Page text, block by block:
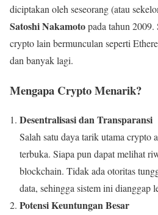
diciptakan oleh seseorang (atau
Satoshi Nakamotopada tahun 2009.
crypto lain bermunculan seperti
dan banyak lagi.
Mengapa Crypto Menarik?
Desentralisasi dan Transparansi
Salah satu daya tarik utama crypto
terbuka. Siapa pun dapat melihat
blockchain. Tidak ada otoritas
data, sehingga sistem ini dianggap
Potensi Keuntungan Besar